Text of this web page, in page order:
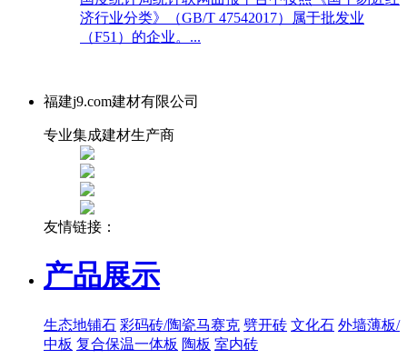
济行业分类》（GB/T 47542017）属于批发业
（F51）的企业。...
福建j9.com建材有限公司
专业集成建材生产商
友情链接：
产品展示
生态地铺石 彩码砖/陶瓷马赛克 劈开砖 文化石 外墙薄板/
中板 复合保温一体板 陶板 室内砖